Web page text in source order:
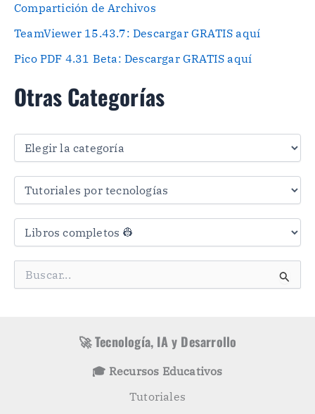
Compartición de Archivos
TeamViewer 15.43.7: Descargar GRATIS aquí
Pico PDF 4.31 Beta: Descargar GRATIS aquí
Otras Categorías
🚀 Tecnología, IA y Desarrollo
🎓 Recursos Educativos
Tutoriales